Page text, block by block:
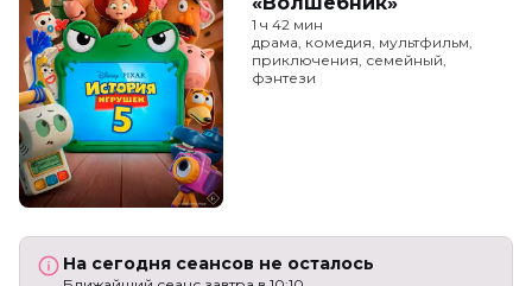
1 ч 42 мин
драма, комедия, мультфильм,
приключения, семейный,
фэнтези
На сегодня сеансов не осталось